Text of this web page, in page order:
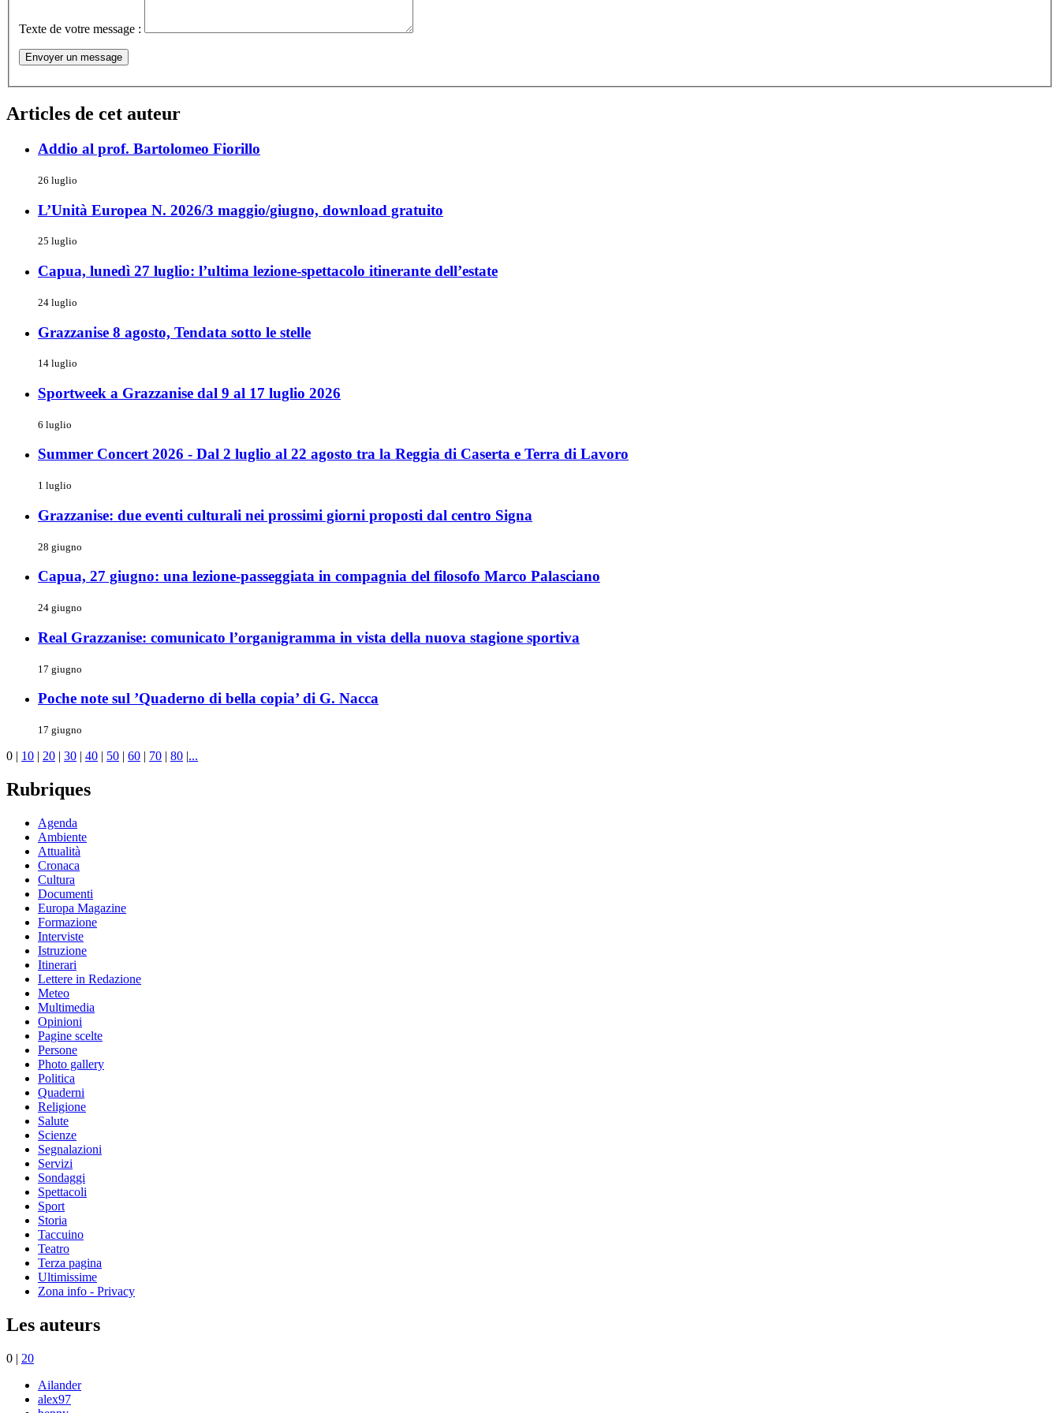
Texte de votre message :
Articles de cet auteur
Addio al prof. Bartolomeo Fiorillo
26 luglio
L’Unità Europea N. 2026/3 maggio/giugno, download gratuito
25 luglio
Capua, lunedì 27 luglio: l’ultima lezione-spettacolo itinerante dell’estate
24 luglio
Grazzanise 8 agosto, Tendata sotto le stelle
14 luglio
Sportweek a Grazzanise dal 9 al 17 luglio 2026
6 luglio
Summer Concert 2026 - Dal 2 luglio al 22 agosto tra la Reggia di Caserta e Terra di Lavoro
1 luglio
Grazzanise: due eventi culturali nei prossimi giorni proposti dal centro Signa
28 giugno
Capua, 27 giugno: una lezione-passeggiata in compagnia del filosofo Marco Palasciano
24 giugno
Real Grazzanise: comunicato l’organigramma in vista della nuova stagione sportiva
17 giugno
Poche note sul ’Quaderno di bella copia’ di G. Nacca
17 giugno
0 | 10 | 20 | 30 | 40 | 50 | 60 | 70 | 80 |...
Rubriques
Agenda
Ambiente
Attualità
Cronaca
Cultura
Documenti
Europa Magazine
Formazione
Interviste
Istruzione
Itinerari
Lettere in Redazione
Meteo
Multimedia
Opinioni
Pagine scelte
Persone
Photo gallery
Politica
Quaderni
Religione
Salute
Scienze
Segnalazioni
Servizi
Sondaggi
Spettacoli
Sport
Storia
Taccuino
Teatro
Terza pagina
Ultimissime
Zona info - Privacy
Les auteurs
0 | 20
Ailander
alex97